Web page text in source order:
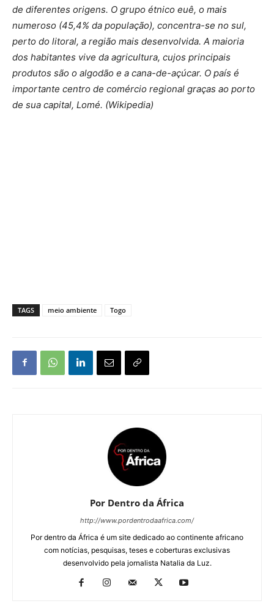
de diferentes origens. O grupo étnico euê, o mais
numeroso (45,4% da população), concentra-se no sul,
perto do litoral, a região mais desenvolvida. A maioria
dos habitantes vive da agricultura, cujos principais
produtos são o algodão e a cana-de-açúcar. O país é
importante centro de comércio regional graças ao porto
de sua capital, Lomé. (Wikipedia)
TAGS meio ambiente Togo
Por Dentro da África
http://www.pordentrodaafrica.com/
Por dentro da África é um site dedicado ao continente africano
com notícias, pesquisas, teses e coberturas exclusivas
desenvolvido pela jornalista Natalia da Luz.